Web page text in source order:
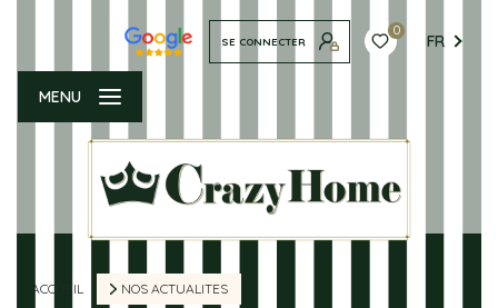
SE CONNECTER
0
FR
MENU
ACCUEIL NOS ACTUALITES